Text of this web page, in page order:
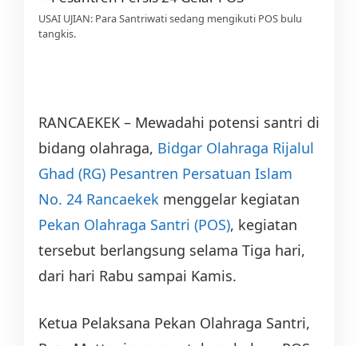
USAI UJIAN: Para Santriwati sedang mengikuti POS bulu
tangkis.
RANCAEKEK – Mewadahi potensi santri di
bidang olah­raga, Bidgar Olahraga Rijalul
Ghad (RG) Pesantren Persa­tuan Islam
No. 24 Rancaekek menggelar kegiatan
Pekan Olahraga Santri (POS), kegiatan
tersebut berlangsung se­lama Tiga hari,
dari hari Rabu sampai Kamis.
Ketua Pelaksana Pekan Olah­raga Santri,